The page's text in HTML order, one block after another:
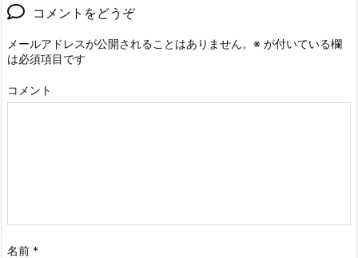
コメントをどうぞ
メールアドレスが公開されることはありません。 ※ が付いている欄
は必須項目です
コメント
名前 *